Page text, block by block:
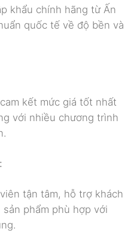
khẩu chính hãng từ Ấn
quốc tế về độ bền và
kết mức giá tốt nhất
với nhiều chương trình
tận tâm, hỗ trợ khách
sản phẩm phù hợp với